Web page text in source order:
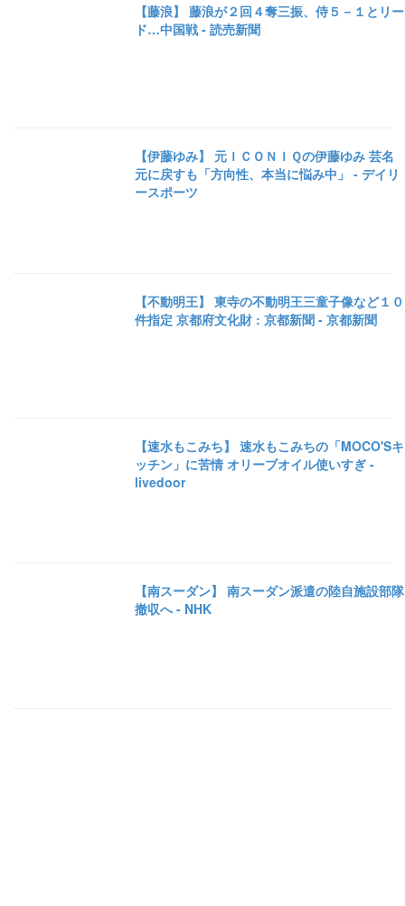
【藤浪】 藤浪が２回４奪三振、侍５－１とリー
ド…中国戦 - 読売新聞
【伊藤ゆみ】 元ＩＣＯＮＩＱの伊藤ゆみ 芸名
元に戻すも「方向性、本当に悩み中」 - デイリ
ースポーツ
【不動明王】 東寺の不動明王三童子像など１０
件指定 京都府文化財 : 京都新聞 - 京都新聞
【速水もこみち】 速水もこみちの「MOCO'Sキ
ッチン」に苦情 オリーブオイル使いすぎ -
livedoor
【南スーダン】 南スーダン派遣の陸自施設部隊
撤収へ - NHK